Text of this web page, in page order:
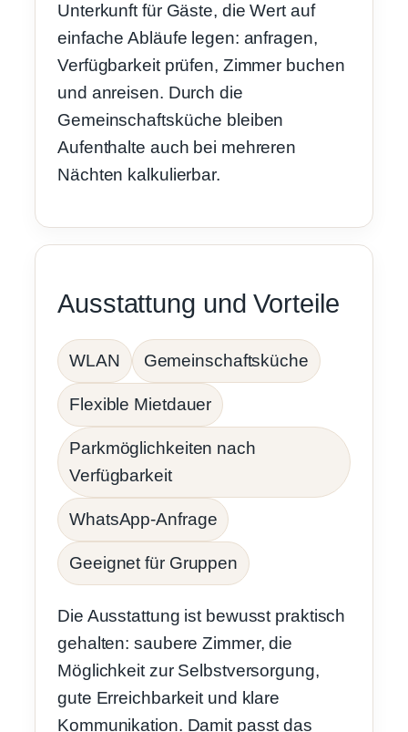
Unterkunft für Gäste, die Wert auf
einfache Abläufe legen: anfragen,
Verfügbarkeit prüfen, Zimmer buchen
und anreisen. Durch die
Gemeinschaftsküche bleiben
Aufenthalte auch bei mehreren
Nächten kalkulierbar.
Ausstattung und Vorteile
WLAN Gemeinschaftsküche
Flexible Mietdauer
Parkmöglichkeiten nach
Verfügbarkeit
WhatsApp-Anfrage
Geeignet für Gruppen
Die Ausstattung ist bewusst praktisch
gehalten: saubere Zimmer, die
Möglichkeit zur Selbstversorgung,
gute Erreichbarkeit und klare
Kommunikation. Damit passt das